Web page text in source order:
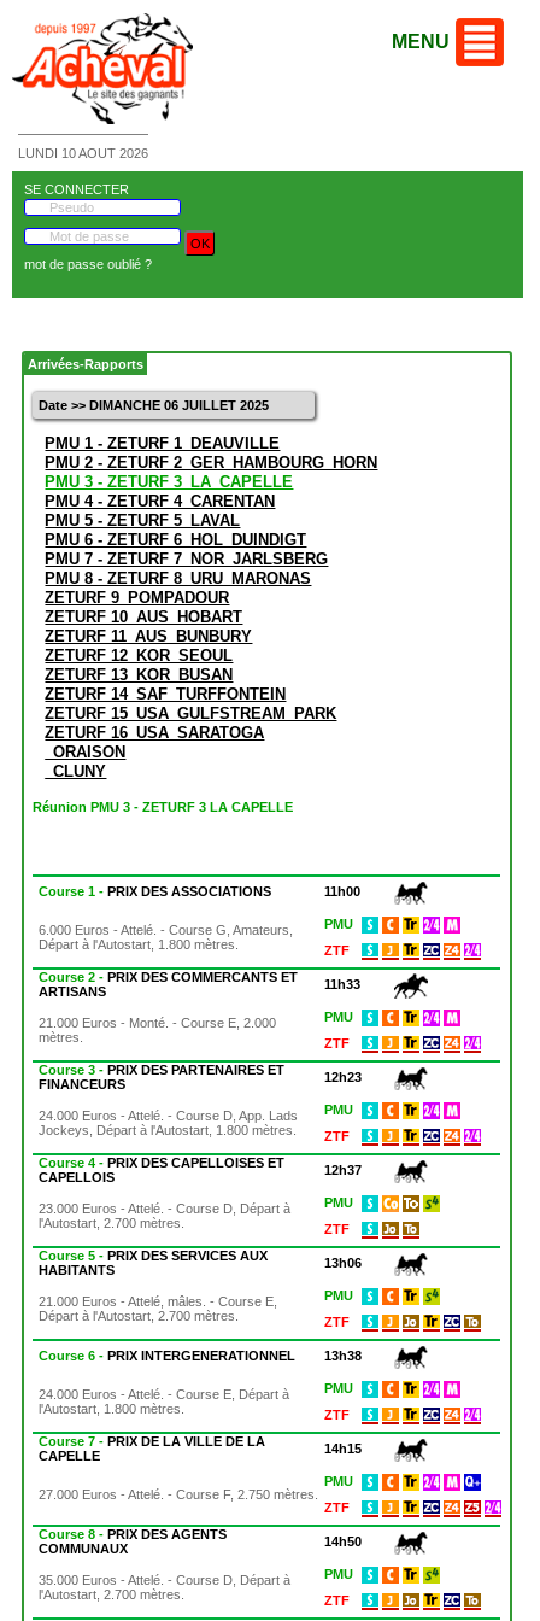
LUNDI 10 AOUT 2026
MENU
SE CONNECTER
mot de passe oublié ?
Arrivées-Rapports
Date >> DIMANCHE 06 JUILLET 2025
PMU 1 - ZETURF 1_DEAUVILLE
PMU 2 - ZETURF 2_GER_HAMBOURG_HORN
PMU 3 - ZETURF 3_LA_CAPELLE
PMU 4 - ZETURF 4_CARENTAN
PMU 5 - ZETURF 5_LAVAL
PMU 6 - ZETURF 6_HOL_DUINDIGT
PMU 7 - ZETURF 7_NOR_JARLSBERG
PMU 8 - ZETURF 8_URU_MARONAS
ZETURF 9_POMPADOUR
ZETURF 10_AUS_HOBART
ZETURF 11_AUS_BUNBURY
ZETURF 12_KOR_SEOUL
ZETURF 13_KOR_BUSAN
ZETURF 14_SAF_TURFFONTEIN
ZETURF 15_USA_GULFSTREAM_PARK
ZETURF 16_USA_SARATOGA
_ORAISON
_CLUNY
Réunion PMU 3 - ZETURF 3 LA CAPELLE
Course 1 -PRIX DES ASSOCIATIONS 11h00
6.000 Euros - Attelé. - Course G, Amateurs,
Départ à l'Autostart, 1.800 mètres.
PMU
ZTF
Course 2 -PRIX DES COMMERCANTS ET
ARTISANS
11h33
21.000 Euros - Monté. - Course E, 2.000
mètres.
PMU
ZTF
Course 3 -PRIX DES PARTENAIRES ET
FINANCEURS
12h23
24.000 Euros - Attelé. - Course D, App. Lads
Jockeys, Départ à l'Autostart, 1.800 mètres.
PMU
ZTF
Course 4 -PRIX DES CAPELLOISES ET
CAPELLOIS
12h37
23.000 Euros - Attelé. - Course D, Départ à
l'Autostart, 2.700 mètres.
PMU
ZTF
Course 5 -PRIX DES SERVICES AUX
HABITANTS
13h06
21.000 Euros - Attelé, mâles. - Course E,
Départ à l'Autostart, 2.700 mètres.
PMU
ZTF
Course 6 -PRIX INTERGENERATIONNEL 13h38
24.000 Euros - Attelé. - Course E, Départ à
l'Autostart, 1.800 mètres.
PMU
ZTF
Course 7 -PRIX DE LA VILLE DE LA
CAPELLE
14h15
27.000 Euros - Attelé. - Course F, 2.750 mètres.
PMU
ZTF
Course 8 -PRIX DES AGENTS
COMMUNAUX
14h50
35.000 Euros - Attelé. - Course D, Départ à
l'Autostart, 2.700 mètres.
PMU
ZTF